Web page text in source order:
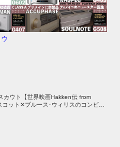
カウト【世界映画Hakken伝 from
コット✕ブルース･ウィリスのコンビが